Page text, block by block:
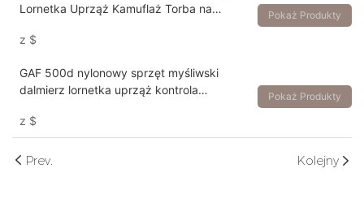
Lornetka Uprząż Kamuflaż Torba na
z $
Pokaż Produkty
GAF 500d nylonowy sprzęt myśliwski
dalmierz lornetka uprząż kontrola
z $
Pokaż Produkty
Prev. Kolejny